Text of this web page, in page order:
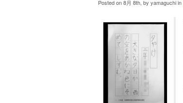
Posted on 8月 8th, by yamaguchi in